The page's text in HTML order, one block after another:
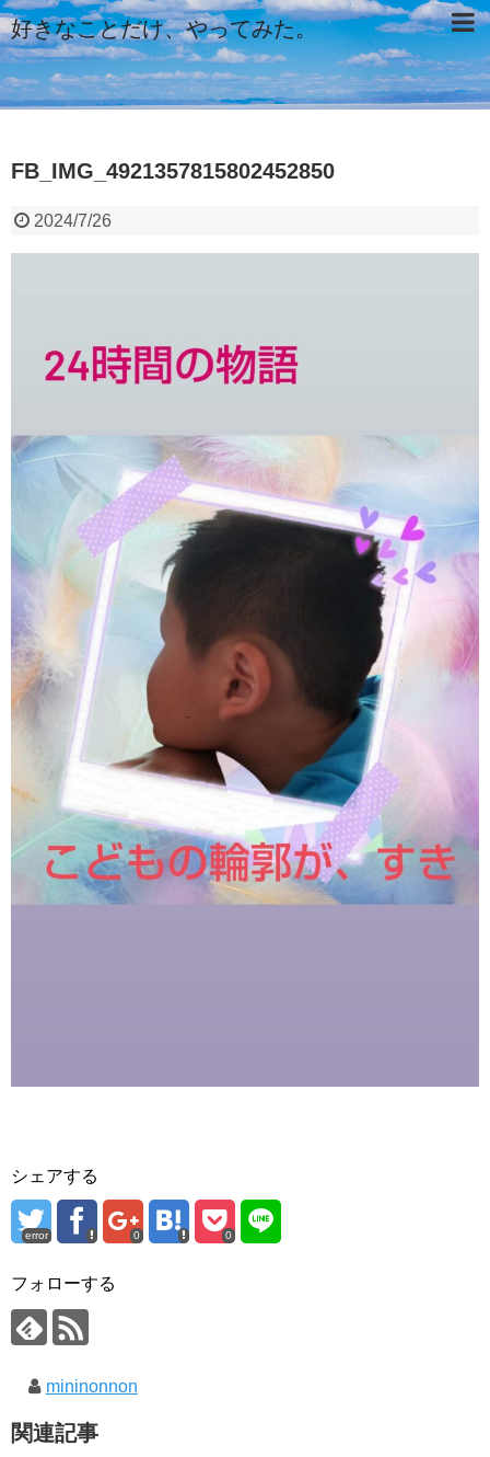
好きなことだけ、やってみた。
FB_IMG_4921357815802452850
2024/7/26
シェアする
error 0 0
フォローする
mininonnon
関連記事